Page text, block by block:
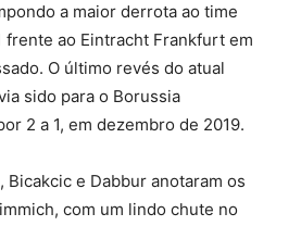
a maior derrota ao time
frente ao Eintracht Frankfurt em
O último revés do atual
sido para o Borussia
2 a 1, em dezembro de 2019.
Bicakcic e Dabbur anotaram os
com um lindo chute no